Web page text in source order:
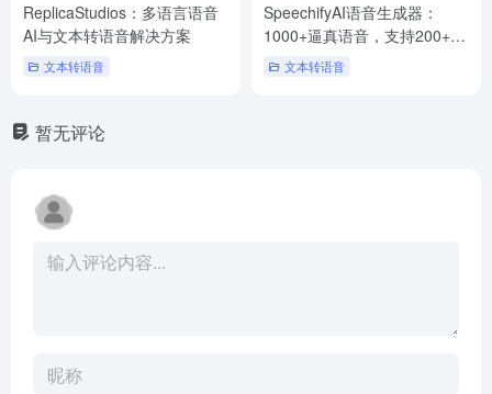
ReplicaStudios：多语言语音
AI与文本转语音解决方案
文本转语音
SpeechifyAI语音生成器：
1000+逼真语音，支持200+语
言 文本转语音
暂无评论